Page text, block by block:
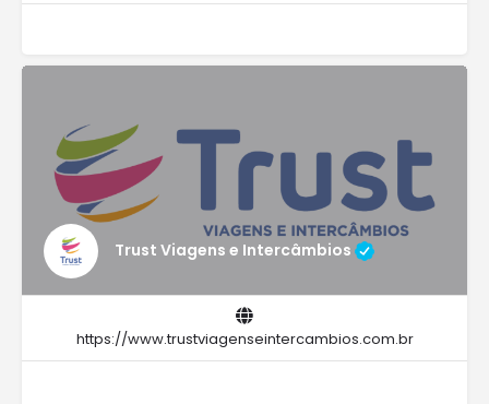
Trust Viagens e Intercâmbios
https://www.trustviagenseintercambios.com.br